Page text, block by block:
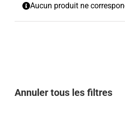
Aucun produit ne
Annuler tous les filtres